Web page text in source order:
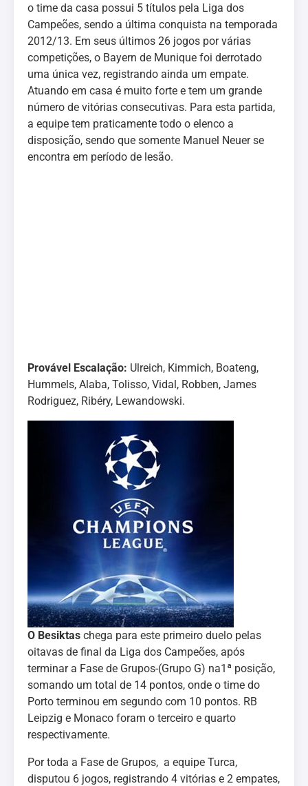
o time da casa possui 5 títulos pela Liga dos
Campeões, sendo a última conquista na temporada
2012/13. Em seus últimos 26 jogos por várias
competições, o Bayern de Munique foi derrotado
uma única vez, registrando ainda um empate.
Atuando em casa é muito forte e tem um grande
número de vitórias consecutivas. Para esta partida,
a equipe tem praticamente todo o elenco a
disposição, sendo que somente Manuel Neuer se
encontra em período de lesão.
Provável Escalação: Ulreich, Kimmich, Boateng,
Hummels, Alaba, Tolisso, Vidal, Robben, James
Rodriguez, Ribéry, Lewandowski.
O Besiktas chega para este primeiro duelo pelas
oitavas de final da Liga dos Campeões, após
terminar a Fase de Grupos-(Grupo G) na1ª posição,
somando um total de 14 pontos, onde o time do
Porto terminou em segundo com 10 pontos. RB
Leipzig e Monaco foram o terceiro e quarto
respectivamente.
Por toda a Fase de Grupos, a equipe Turca,
disputou 6 jogos, registrando 4 vitórias e 2 empates,